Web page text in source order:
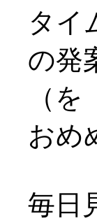
タイ
の発
（を
おめ
毎日